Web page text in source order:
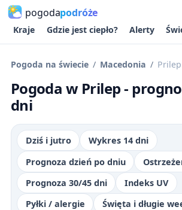
pogodapodróże
Kraje Gdzie jest ciepło? Alerty
Pogoda na świecie Macedonia Prilep
Pogoda w Prilep -
dni
Dziś i jutro
Wykres 14 dni
Prognoza dzień po dniu
Prognoza 30/45 dni
Indeks UV
Pyłki / alergie
Święta i długie